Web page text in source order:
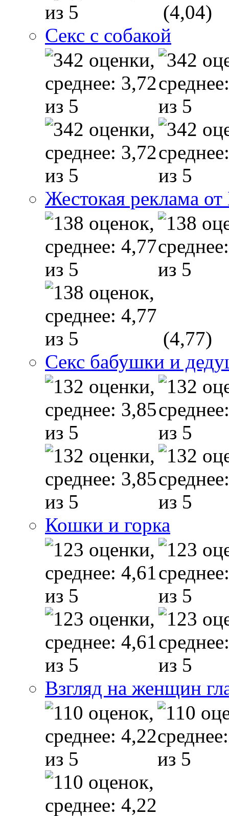
(4,04)
Секс с собакой
Жестокая реклама
(4,77)
Секс бабушки и
Кошки и горка
Взгляд на женщин